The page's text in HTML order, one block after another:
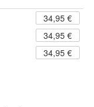
34,95 €
34,95 €
34,95 €